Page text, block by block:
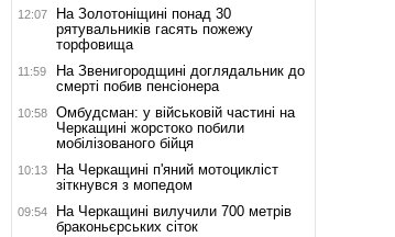
12:07
На Золотоніщині понад 30
рятувальників гасять пожежу
торфовища
11:59
На Звенигородщині доглядальник до
смерті побив пенсіонера
10:58
Омбудсман: у військовій частині на
Черкащині жорстоко побили
мобілізованого бійця
10:13
На Черкащині п'яний мотоцикліст
зіткнувся з мопедом
09:54
На Черкащині вилучили 700 метрів
браконьєрських сіток